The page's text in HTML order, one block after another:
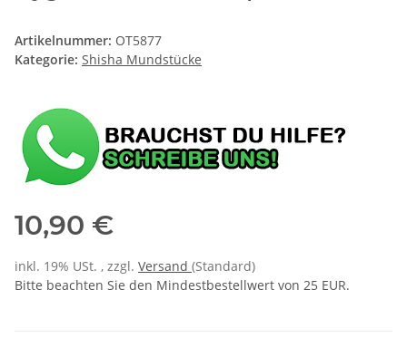
Artikelnummer: OT5877
Kategorie: Shisha Mundstücke
10,90 €
inkl. 19% USt. , zzgl. Versand (Standard)
Bitte beachten Sie den Mindestbestellwert von 25 EUR.